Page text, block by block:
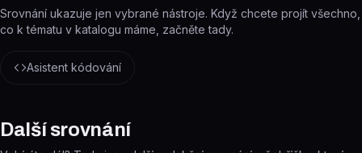
Srovnání ukazuje jen vybrané nástroje. Když chcete projít všechno,
co k tématu v katalogu máme, začněte tady.
Asistent kódování
Další srovnání